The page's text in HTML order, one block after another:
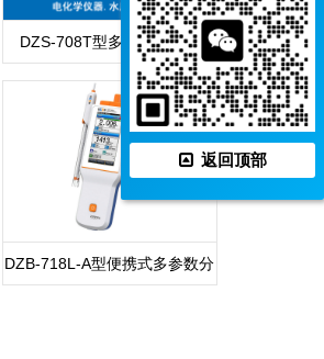
DZS-708T型多参数分析仪
DZB-718L-A型便携式多参数分
返回顶部